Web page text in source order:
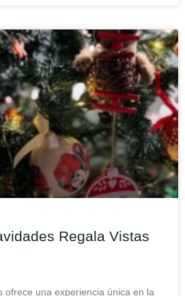
Regala Vistas
ofrece una experiencia única en la